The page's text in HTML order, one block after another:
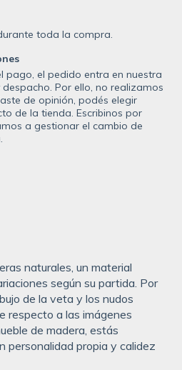
toda la compra.
pago, el pedido entra en nuestra
Por ello, no realizamos
de opinión, podés elegir
de la tienda. Escribinos por
a gestionar el cambio de
naturales, un material
según su partida. Por
de la veta y los nudos
respecto a las imágenes
de madera, estás
personalidad propia y calidez